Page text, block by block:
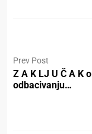
Prev Post
Z A K LJ U Č A K o
odbacivanju…